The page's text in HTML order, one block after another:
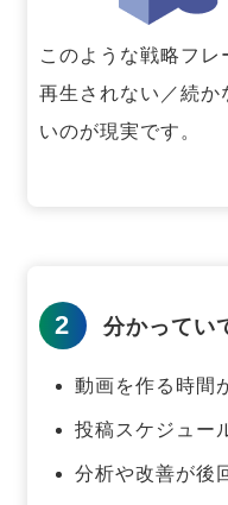
このような戦略フレ
再生されない／続か
いのが現実です。
2 分かってい
動画を作る時間
投稿スケジュー
分析や改善が後